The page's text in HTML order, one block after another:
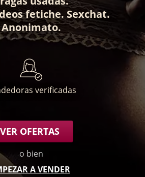
fetiche. Sexchat.
Anonimato.
verificadas
VER OFERTAS
o bien
A VENDER